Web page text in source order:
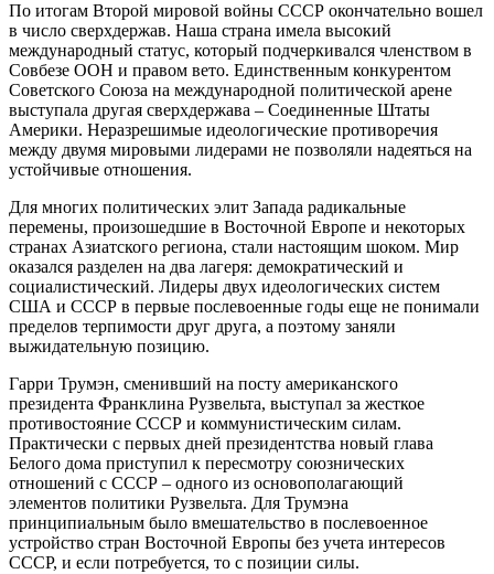
По итогам Второй мировой войны СССР окончательно вошел
в число сверхдержав. Наша страна имела высокий
международный статус, который подчеркивался членством в
Совбезе ООН и правом вето. Единственным конкурентом
Советского Союза на международной политической арене
выступала другая сверхдержава – Соединенные Штаты
Америки. Неразрешимые идеологические противоречия
между двумя мировыми лидерами не позволяли надеяться на
устойчивые отношения.
Для многих политических элит Запада радикальные
перемены, произошедшие в Восточной Европе и некоторых
странах Азиатского региона, стали настоящим шоком. Мир
оказался разделен на два лагеря: демократический и
социалистический. Лидеры двух идеологических систем
США и СССР в первые послевоенные годы еще не понимали
пределов терпимости друг друга, а поэтому заняли
выжидательную позицию.
Гарри Трумэн, сменивший на посту американского
президента Франклина Рузвельта, выступал за жесткое
противостояние СССР и коммунистическим силам.
Практически с первых дней президентства новый глава
Белого дома приступил к пересмотру союзнических
отношений с СССР – одного из основополагающий
элементов политики Рузвельта. Для Трумэна
принципиальным было вмешательство в послевоенное
устройство стран Восточной Европы без учета интересов
СССР, и если потребуется, то с позиции силы.